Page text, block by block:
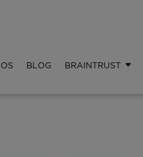
BLOG BRAINTRUST